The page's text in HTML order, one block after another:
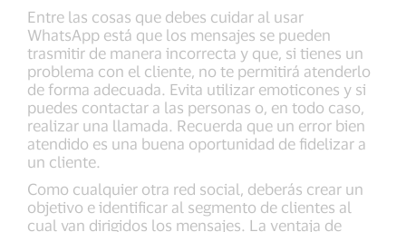
Entre las cosas que debes cuidar al usar
WhatsApp está que los mensajes se pueden
trasmitir de manera incorrecta y que, si tienes un
problema con el cliente, no te permitirá atenderlo
de forma adecuada. Evita utilizar emoticones y si
puedes contactar a las personas o, en todo caso,
realizar una llamada. Recuerda que un error bien
atendido es una buena oportunidad de fidelizar a
un cliente.
Como cualquier otra red social, deberás crear un
objetivo e identificar al segmento de clientes al
cual van dirigidos los mensajes. La ventaja de